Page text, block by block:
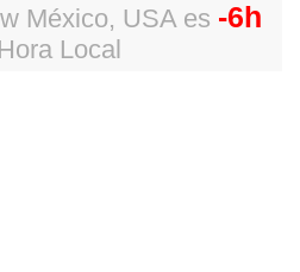
México, USAes -6h
Hora Local